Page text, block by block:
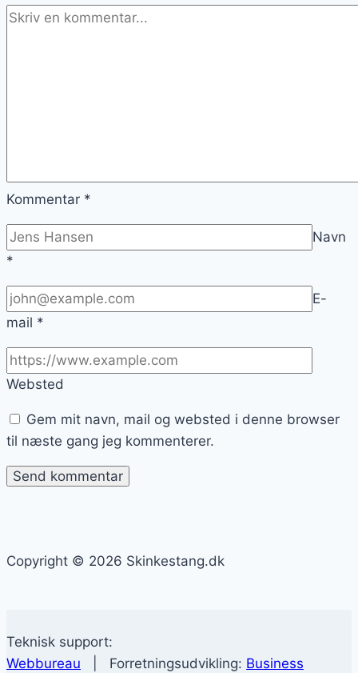
Kommentar *
Navn
*
E-
mail *
Websted
Gem mit navn, mail og websted i denne browser
til næste gang jeg kommenterer.
Copyright © 2026 Skinkestang.dk
Teknisk support:
Webbureau | Forretningsudvikling: Business